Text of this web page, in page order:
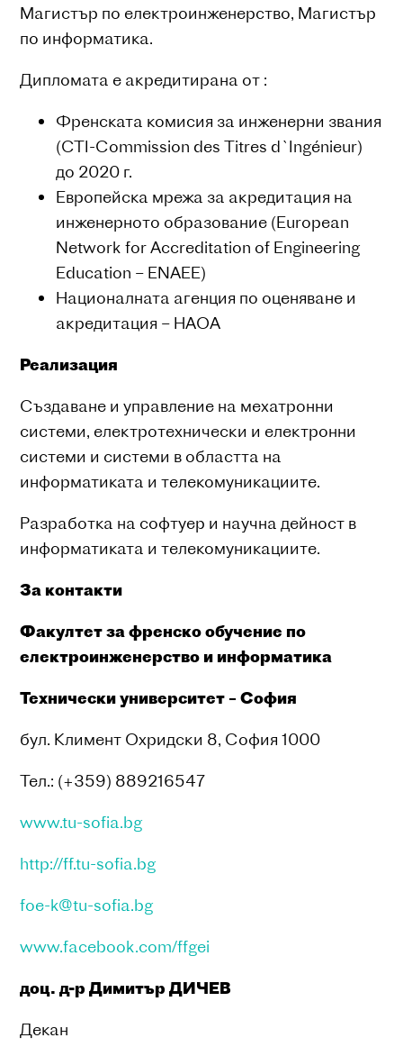
Магистър по електроинженерство, Магистър
по информатика.
Дипломата е акредитирана от :
Френската комисия за инженерни звания
(CTI-Commission des Titres d`Ingénieur)
до 2020 г.
Европейска мрежа за акредитация на
инженерното образование (European
Network for Accreditation of Engineering
Education – ENAEE)
Националната агенция по оценяване и
акредитация – НАОА
Реализация
Създаване и управление на мехатронни
системи, електротехнически и електронни
системи и системи в областта на
информатиката и телекомуникациите.
Разработка на софтуер и научна дейност в
информатиката и телекомуникациите.
За контакти
Факултет за френско обучение по
електроинженерство и информатика
Технически университет – София
бул. Климент Охридски 8, София 1000
Тел.: (+359) 889216547
www.tu-sofia.bg
http://ff.tu-sofia.bg
foe-k@tu-sofia.bg
www.facebook.com/ffgei
доц. д-р Димитър ДИЧЕВ
Декан